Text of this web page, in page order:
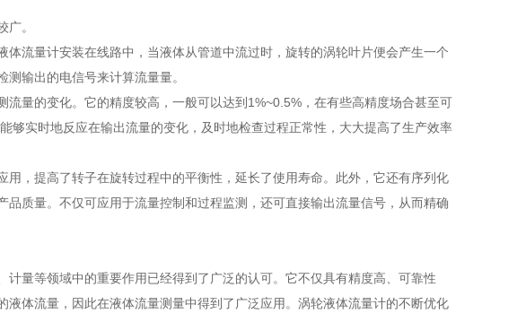
。
流量计安装在线路中，当液体从管道中流过时，旋转的涡轮叶片便会产生一个
输出的电信号来计算流量量。
量的变化。它的精度较高，一般可以达到1%~0.5%，在有些高精度场合甚至可
够实时地反应在输出流量的变化，及时地检查过程正常性，大大提高了生产效率
，提高了转子在旋转过程中的平衡性，延长了使用寿命。此外，它还有序列化
质量。不仅可应用于流量控制和过程监测，还可直接输出流量信号，从而精确
量等领域中的重要作用已经得到了广泛的认可。它不仅具有精度高、可靠性
体流量，因此在液体流量测量中得到了广泛应用。涡轮液体流量计的不断优化